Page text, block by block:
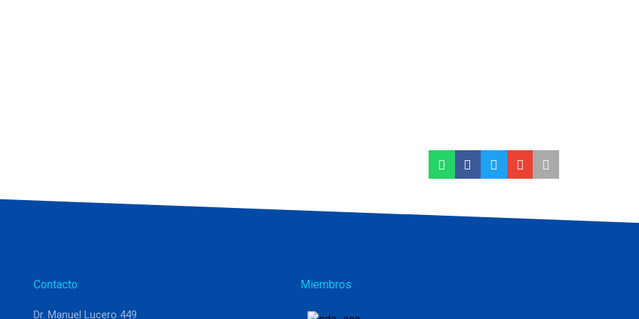
Contacto
Dr. Manuel Lucero 449
Miembros